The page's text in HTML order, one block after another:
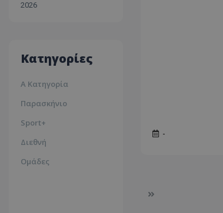
2026
Κατηγορίες
Α Κατηγορία
Παρασκήνιο
Sport+
Διεθνή
Ομάδες
-